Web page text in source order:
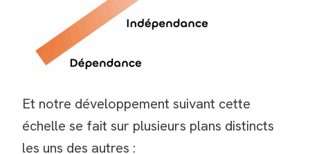
Et notre développement suivant cette
échelle se fait sur plusieurs plans distincts
les uns des autres :